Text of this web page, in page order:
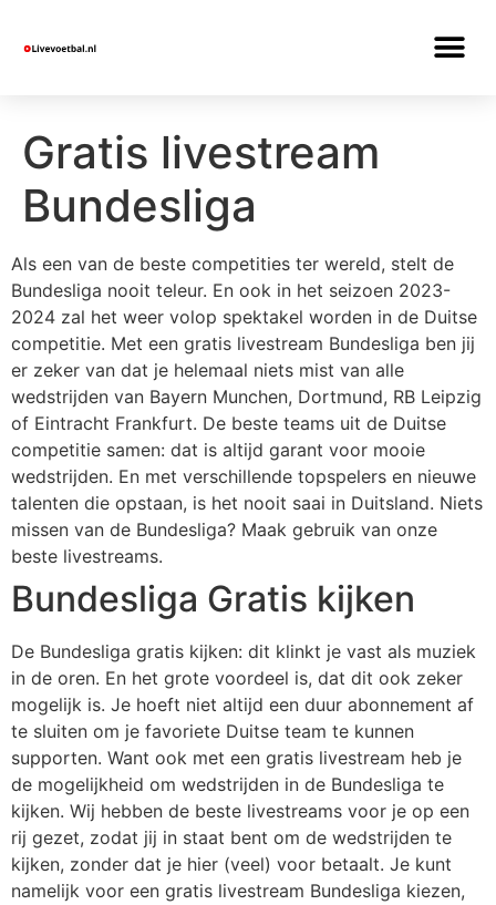
Gratis livestream
Bundesliga
Als een van de beste competities ter wereld, stelt de
Bundesliga nooit teleur. En ook in het seizoen 2023-
2024 zal het weer volop spektakel worden in de Duitse
competitie. Met een gratis livestream Bundesliga ben jij
er zeker van dat je helemaal niets mist van alle
wedstrijden van Bayern Munchen, Dortmund, RB Leipzig
of Eintracht Frankfurt. De beste teams uit de Duitse
competitie samen: dat is altijd garant voor mooie
wedstrijden. En met verschillende topspelers en nieuwe
talenten die opstaan, is het nooit saai in Duitsland. Niets
missen van de Bundesliga? Maak gebruik van onze
beste livestreams.
Bundesliga Gratis kijken
De Bundesliga gratis kijken: dit klinkt je vast als muziek
in de oren. En het grote voordeel is, dat dit ook zeker
mogelijk is. Je hoeft niet altijd een duur abonnement af
te sluiten om je favoriete Duitse team te kunnen
supporten. Want ook met een gratis livestream heb je
de mogelijkheid om wedstrijden in de Bundesliga te
kijken. Wij hebben de beste livestreams voor je op een
rij gezet, zodat jij in staat bent om de wedstrijden te
kijken, zonder dat je hier (veel) voor betaalt. Je kunt
namelijk voor een gratis livestream Bundesliga kiezen,